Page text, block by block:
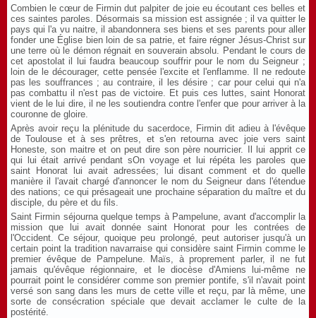
Combien le cœur de Firmin dut palpiter de joie eu écoutant ces belles et
ces saintes paroles. Désormais sa mission est assignée ; il va quitter le
pays qui l'a vu naitre, il abandonnera ses biens et ses parents pour aller
fonder une Église bien loin de sa patrie, et faire régner Jésus-Christ sur
une terre où le démon régnait en souverain absolu. Pendant le cours de
cet apostolat il lui faudra beaucoup souffrir pour le nom du Seigneur ;
loin de le décourager, cette pensée l'excite et l'enflamme. Il ne redoute
pas les souffrances ; au contraire, il les désire ; car pour celui qui n'a
pas combattu il n'est pas de victoire. Et puis ces luttes, saint Honorat
vient de le lui dire, il ne les soutiendra contre l'enfer que pour arriver à la
couronne de gloire.
Après avoir reçu la plénitude du sacerdoce, Firmin dit adieu à l'évêque
de Toulouse et à ses prêtres, et s'en retourna avec joie vers saint
Honeste, son maitre et on peut dire son père nourricier. Il lui apprit ce
qui lui était arrivé pendant sOn voyage et lui répéta les paroles que
saint Honorat lui avait adressées; lui disant comment et do quelle
manière il l'avait chargé d'annoncer le nom du Seigneur dans l'étendue
des nations; ce qui présageait une prochaine séparation du maître et du
disciple, du père et du fils.
Saint Firmin séjourna quelque temps à Pampelune, avant d'accomplir la
mission que lui avait donnée saint Honorat pour les contrées de
l'Occident. Ce séjour, quoique peu prolongé, peut autoriser jusqu'à un
certain point la tradition navarraise qui considère saint Firmin comme le
premier évêque de Pampelune. Maïs, à proprement parler, il ne fut
jamais qu'évêque régionnaire, et le diocèse d'Amiens lui-même ne
pourrait point le considérer comme son premier pontife, s'il n'avait point
versé son sang dans les murs de cette ville et reçu, par là même, une
sorte de consécration spéciale que devait acclamer le culte de la
postérité.